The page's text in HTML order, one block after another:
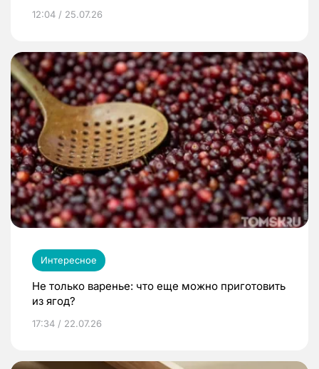
12:04 / 25.07.26
Интересное
Не только варенье: что еще можно приготовить
из ягод?
17:34 / 22.07.26